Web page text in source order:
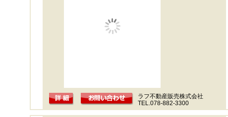
ラフ不動産販売株式会社
TEL.078-882-3300